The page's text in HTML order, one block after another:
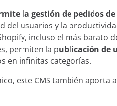
la gestión de pedidos
del usuarios y la
incluso el más barato
permiten la publicación de
en infinitas categorías.
este CMS también aporta